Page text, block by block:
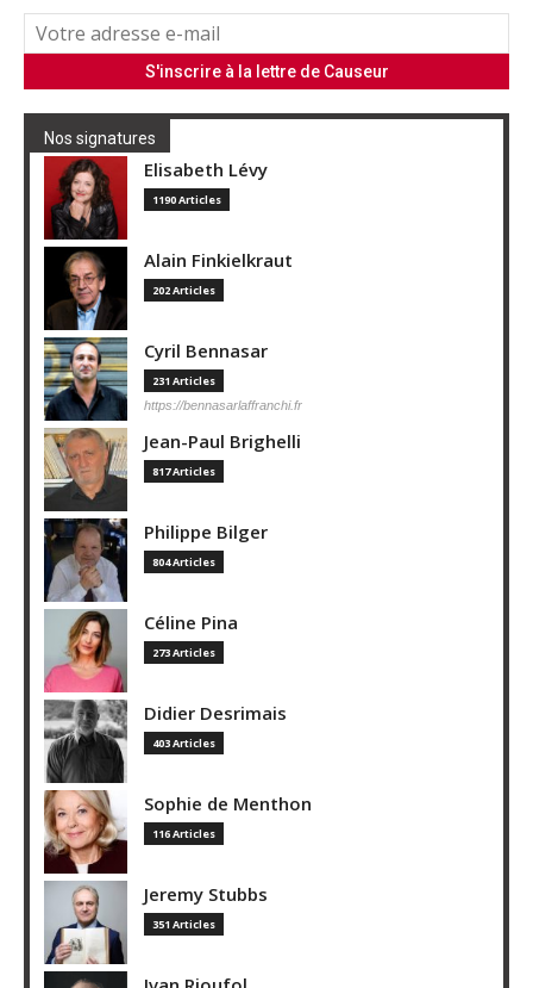
Nos signatures
Elisabeth Lévy
1190 Articles
Alain Finkielkraut
202 Articles
Cyril Bennasar
231 Articles
https://bennasarlaffranchi.fr
Jean-Paul Brighelli
817 Articles
Philippe Bilger
804 Articles
Céline Pina
273 Articles
Didier Desrimais
403 Articles
Sophie de Menthon
116 Articles
Jeremy Stubbs
351 Articles